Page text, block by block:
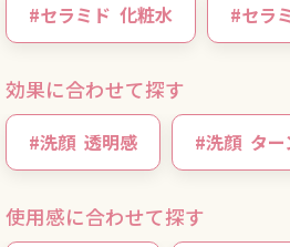
#セラミド 化粧水 #セラ
効果に合わせて探す
#洗顔 透明感 #洗顔 タ
使用感に合わせて探す